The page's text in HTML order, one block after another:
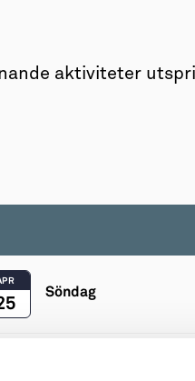
aktiviteter
Söndag